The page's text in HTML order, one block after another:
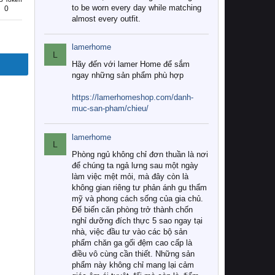
0
to be worn every day while matching
almost every outfit.
L
lamerhome
Hãy đến với lamer Home để sắm
ngay những sản phẩm phù hợp
https://lamerhomeshop.com/danh-
muc-san-pham/chieu/
L
lamerhome
Phòng ngủ không chỉ đơn thuần là nơi
để chúng ta ngả lưng sau một ngày
làm việc mệt mỏi, mà đây còn là
không gian riêng tư phản ánh gu thẩm
mỹ và phong cách sống của gia chủ.
Để biến căn phòng trở thành chốn
nghỉ dưỡng đích thực 5 sao ngay tại
nhà, việc đầu tư vào các bộ sản
phẩm chăn ga gối đệm cao cấp là
điều vô cùng cần thiết. Những sản
phẩm này không chỉ mang lại cảm